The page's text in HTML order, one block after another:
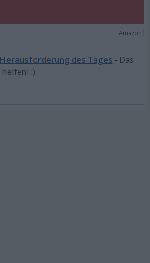
Herausforderung des Tages